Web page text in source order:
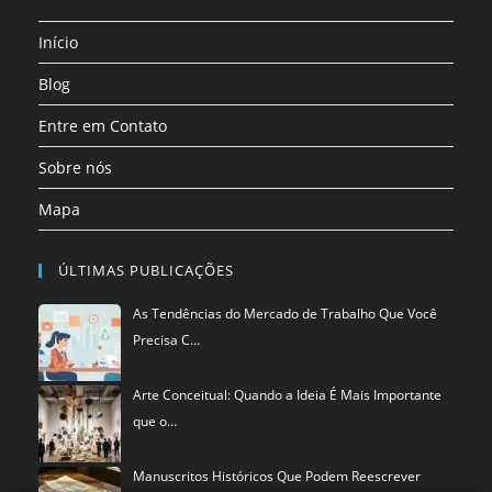
uma
nova
Início
Blog
Entre em Contato
Sobre nós
Mapa
ÚLTIMAS PUBLICAÇÕES
As Tendências do Mercado de Trabalho Que Você
Precisa C…
Arte Conceitual: Quando a Ideia É Mais Importante
que o…
Manuscritos Históricos Que Podem Reescrever